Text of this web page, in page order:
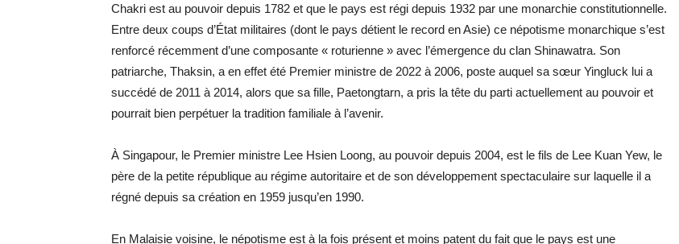
Chakri est au pouvoir depuis 1782 et que le pays est régi depuis 1932 par une monarchie constitutionnelle.
Entre deux coups d’État militaires (dont le pays détient le record en Asie) ce népotisme monarchique s’est
renforcé récemment d’une composante « roturienne » avec l’émergence du clan Shinawatra. Son
patriarche, Thaksin, a en effet été Premier ministre de 2022 à 2006, poste auquel sa sœur Yingluck lui a
succédé de 2011 à 2014, alors que sa fille, Paetongtarn, a pris la tête du parti actuellement au pouvoir et
pourrait bien perpétuer la tradition familiale à l’avenir.
À Singapour, le Premier ministre Lee Hsien Loong, au pouvoir depuis 2004, est le fils de Lee Kuan Yew, le
père de la petite république au régime autoritaire et de son développement spectaculaire sur laquelle il a
régné depuis sa création en 1959 jusqu’en 1990.
En Malaisie voisine, le népotisme est à la fois présent et moins patent du fait que le pays est une